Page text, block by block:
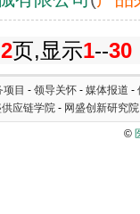
2页,显示1--30
项目 - 领导关怀 - 媒体报道 -
供应链学院 - 网盛创新研究院
©